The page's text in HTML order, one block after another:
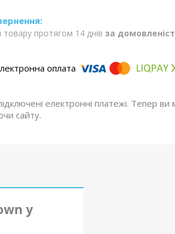
протягом 14 днів за
електронні платежі. Тепер
сайту.
у